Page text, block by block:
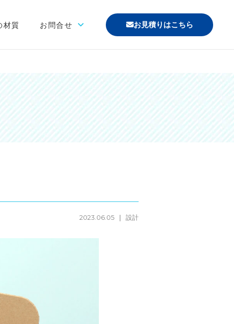
材質 お問合せ
「印刷なし」お見積り
サンプル請求
その他のお問合せ
お見積りはこちら
2023.06.05 設計